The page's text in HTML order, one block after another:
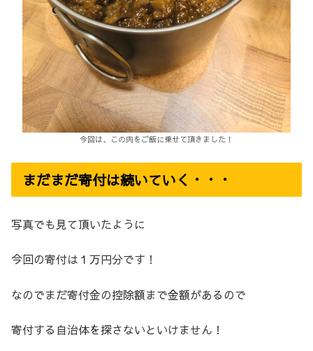
今回は、この肉をご飯に乗せて頂きました！
まだまだ寄付は続いていく・・・
写真でも見て頂いたように
今回の寄付は１万円分です！
なのでまだ寄付金の控除額まで金額があるので
寄付する自治体を探さないといけません！